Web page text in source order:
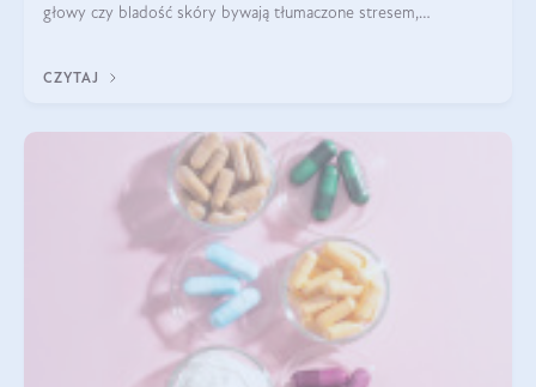
głowy czy bladość skóry bywają tłumaczone stresem,
CZYTAJ